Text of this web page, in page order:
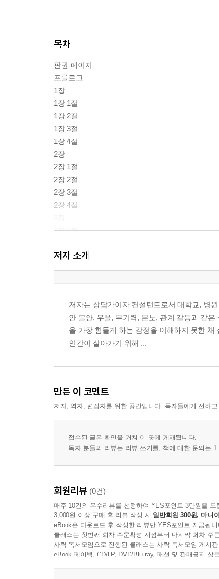
목차
판권 페이지
프롤로그
1장
1장 1절
1장 2절
1장 3절
1장 4절
2장
2장 1절
2장 2절
2장 3절
2장 4절
3장 1절
3장 3절
3장 4절
4장 2절
4장 3절
4장 4절
5장 4절
6장
6장 1절
6장 2절
6장 3절
부록
저자 소개
저자는 상담가이자 컨설턴트로서 대학교, 병
안 불안, 우울, 무기력, 분노, 관계 갈등과 같
을 가장 힘들게 하는 감정을 이해하지 못한
인간이 살아가기 위해 ...
만든 이 코멘트
저자, 역자, 편집자를 위한 공간입니다. 독자들에게 전하
접수된 글은 확인을 거쳐 이 곳에 게재됩니다.
독자 분들의 리뷰는 리뷰 쓰기를, 책에 대한 문의는
회원리뷰 (0건)
매주 10건의 우수리뷰를 선정하여 YES포인트 3만원을 드
3,000원 이상 구매 후 리뷰 작성 시 일반회원 300원, 마니
eBook은 다운로드 후 작성한 리뷰만 YES포인트 지급됩니
클래스는 첫번째 회차 주문확정 시점부터 마지막 회차 주
사락 독서모임으로 진행된 클래스는 사락 독서모임 게시
eBook 페이백, CD/LP, DVD/Blu-ray, 패션 및 판매금지 상